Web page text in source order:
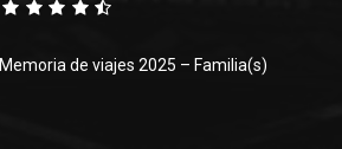
Memoria de viajes 2025 – Familia(s)